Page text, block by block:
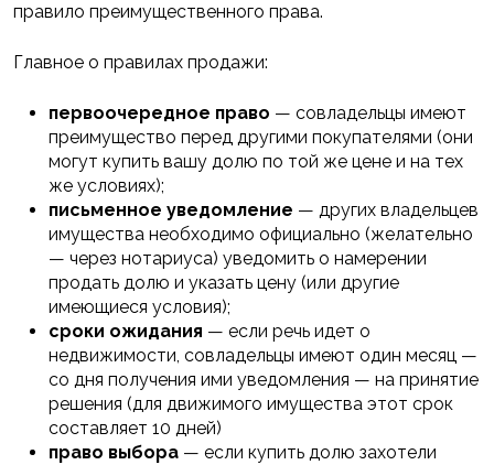
правило преимущественного права.
Главное о правилах продажи:
первоочередное право — совладельцы имеют
преимущество перед другими покупателями (они
могут купить вашу долю по той же цене и на тех
же условиях);
письменное уведомление — других владельцев
имущества необходимо официально (желательно
— через нотариуса) уведомить о намерении
продать долю и указать цену (или другие
имеющиеся условия);
сроки ожидания — если речь идет о
недвижимости, совладельцы имеют один месяц —
со дня получения ими уведомления — на принятие
решения (для движимого имущества этот срок
составляет 10 дней)
право выбора — если купить долю захотели